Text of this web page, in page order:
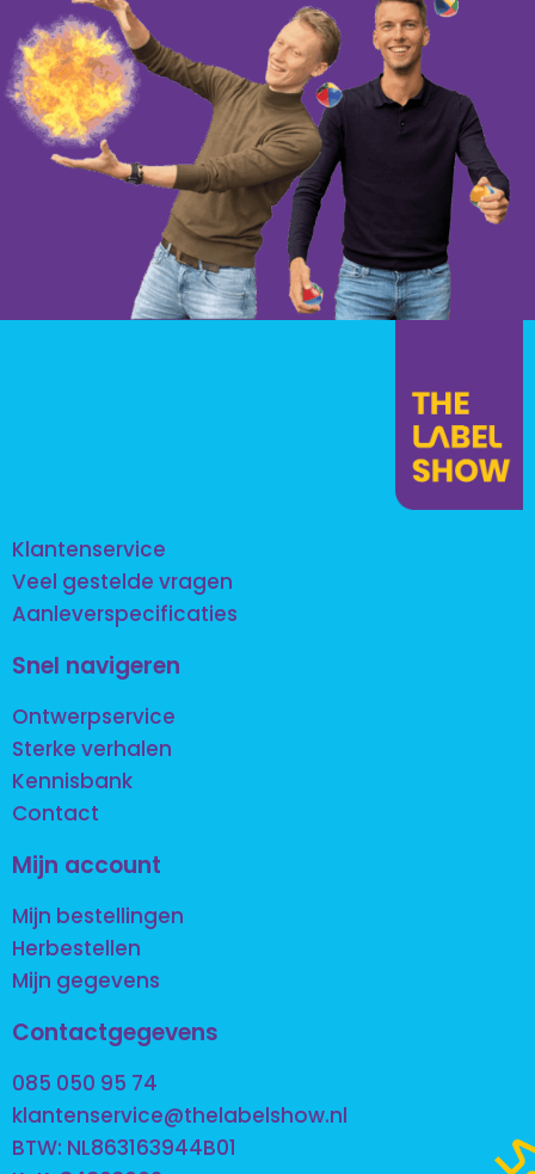
Klantenservice
Veel gestelde vragen
Aanleverspecificaties
Snel navigeren
Ontwerpservice
Sterke verhalen
Kennisbank
Contact
Mijn account
Mijn bestellingen
Herbestellen
Mijn gegevens
Contactgegevens
085 050 95 74
klantenservice@thelabelshow.nl
BTW: NL863163944B01